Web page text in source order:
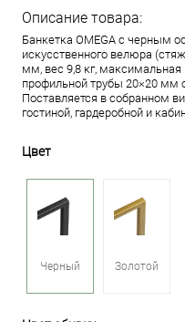
Описание товара:
Банкетка OMEGA с черным
искусственного велюра
мм, вес 9,8 кг, максимальная
профильной трубы 20×20
Поставляется в собранном
гостиной, гардеробной и
Цвет
Черный Золотой